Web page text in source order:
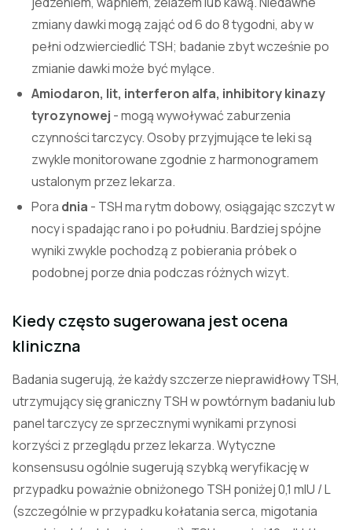
zmiany dawki mogą zająć od 6 do 8 tygodni, aby w
pełni odzwierciedlić TSH; badanie zbyt wcześnie po
zmianie dawki może być mylące.
Amiodaron, lit, interferon alfa, inhibitory kinazy
tyrozynowej - mogą wywoływać zaburzenia
czynności tarczycy. Osoby przyjmujące te leki są
zwykle monitorowane zgodnie z harmonogramem
ustalonym przez lekarza.
Pora dnia - TSH ma rytm dobowy, osiągając szczyt w
nocy i spadając rano i po południu. Bardziej spójne
wyniki zwykle pochodzą z pobierania próbek o
podobnej porze dnia podczas różnych wizyt.
Kiedy często sugerowana jest ocena
kliniczna
Badania sugerują, że każdy szczerze nieprawidłowy TSH,
utrzymujący się graniczny TSH w powtórnym badaniu lub
panel tarczycy ze sprzecznymi wynikami przynosi
korzyści z przeglądu przez lekarza. Wytyczne
konsensusu ogólnie sugerują szybką weryfikację w
przypadku poważnie obniżonego TSH poniżej 0,1 mIU / L
(szczególnie w przypadku kołatania serca, migotania